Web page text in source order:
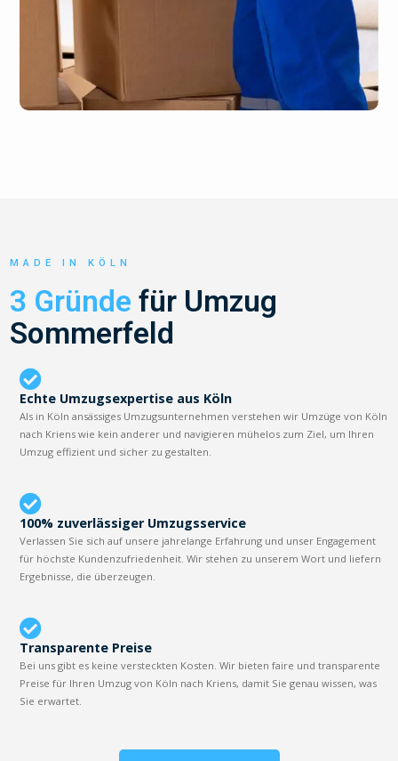
MADE IN KÖLN
3 Gründe für Umzug
Sommerfeld
Echte Umzugsexpertise aus Köln
Als in Köln ansässiges Umzugsunternehmen verstehen wir Umzüge von Köln
nach Kriens wie kein anderer und navigieren mühelos zum Ziel, um Ihren
Umzug effizient und sicher zu gestalten.
100% zuverlässiger Umzugsservice
Verlassen Sie sich auf unsere jahrelange Erfahrung und unser Engagement
für höchste Kundenzufriedenheit. Wir stehen zu unserem Wort und liefern
Ergebnisse, die überzeugen.
Transparente Preise
Bei uns gibt es keine versteckten Kosten. Wir bieten faire und transparente
Preise für Ihren Umzug von Köln nach Kriens, damit Sie genau wissen, was
Sie erwartet.